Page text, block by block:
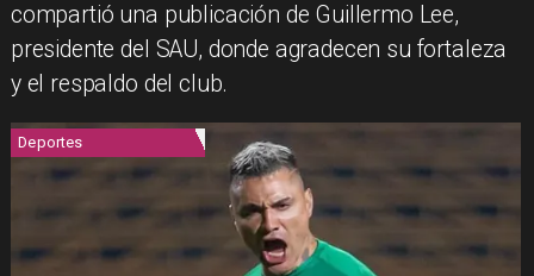
compartió una publicación de Guillermo Lee,
presidente del SAU, donde agradecen su fortaleza
y el respaldo del club.
Deportes